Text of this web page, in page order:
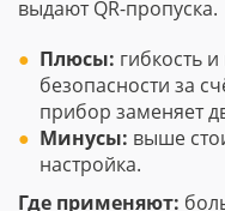
выдают QR-пропуска.
Плюсы: гибкость
безопасности за
прибор заменяет
Минусы: выше
настройка.
Где применяют: